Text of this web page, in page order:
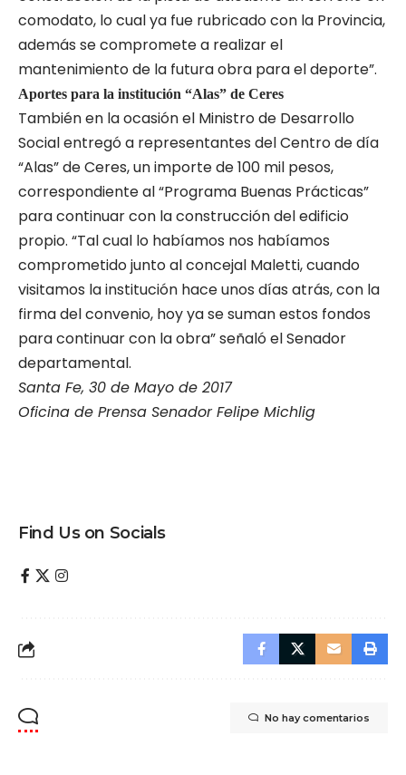
comodato, lo cual ya fue rubricado con la Provincia,
además se compromete a realizar el
mantenimiento de la futura obra para el deporte”.
Aportes para la institución “Alas” de Ceres
También en la ocasión el Ministro de Desarrollo
Social entregó a representantes del Centro de día
“Alas” de Ceres, un importe de 100 mil pesos,
correspondiente al “Programa Buenas Prácticas”
para continuar con la construcción del edificio
propio. “Tal cual lo habíamos nos habíamos
comprometido junto al concejal Maletti, cuando
visitamos la institución hace unos días atrás, con la
firma del convenio, hoy ya se suman estos fondos
para continuar con la obra” señaló el Senador
departamental.
Santa Fe, 30 de Mayo de 2017
Oficina de Prensa Senador Felipe Michlig
Find Us on Socials
No hay comentarios